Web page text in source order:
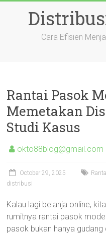
Cara Efisien
Rantai Pasok
Memetakan
Studi Kasus
okto88blog@gmail.com
October 29, 2025
distribusi
Kalau lagi belanja online,
rumitnya rantai pasok
pasok bukan hanya